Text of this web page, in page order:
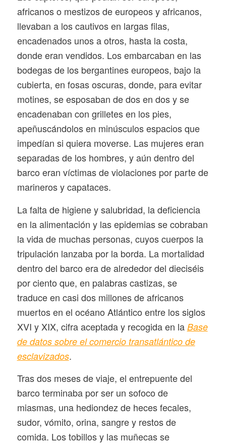
africanos o mestizos de europeos y africanos,
llevaban a los cautivos en largas filas,
encadenados unos a otros, hasta la costa,
donde eran vendidos. Los embarcaban en las
bodegas de los bergantines europeos, bajo la
cubierta, en fosas oscuras, donde, para evitar
motines, se esposaban de dos en dos y se
encadenaban con grilletes en los pies,
apeñuscándolos en minúsculos espacios que
impedían si quiera moverse. Las mujeres eran
separadas de los hombres, y aún dentro del
barco eran víctimas de violaciones por parte de
marineros y capataces.
La falta de higiene y salubridad, la deficiencia
en la alimentación y las epidemias se cobraban
la vida de muchas personas, cuyos cuerpos la
tripulación lanzaba por la borda. La mortalidad
dentro del barco era de alrededor del dieciséis
por ciento que, en palabras castizas, se
traduce en casi dos millones de africanos
muertos en el océano Atlántico entre los siglos
XVI y XIX, cifra aceptada y recogida en la Base
de datos sobre el comercio transatlántico de
esclavizados.
Tras dos meses de viaje, el entrepuente del
barco terminaba por ser un sofoco de
miasmas, una hediondez de heces fecales,
sudor, vómito, orina, sangre y restos de
comida. Los tobillos y las muñecas se